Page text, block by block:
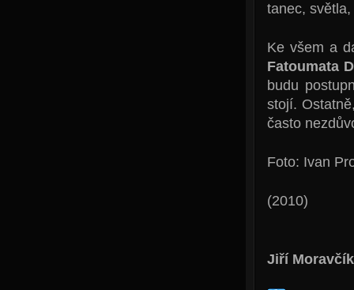
tanec,
Ke všem a
Fatoumata
budu
stojí.
často
Foto: Ivan
(2010)
Jiří Moravčík